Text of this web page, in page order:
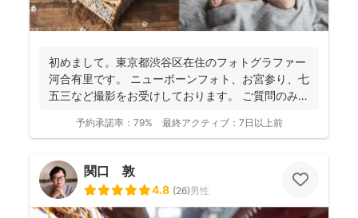
初めまして。東京都渋谷区在住のフォトグラファー
河合有里です。 ニューボーンフォト、お宮参り、七
五三など撮影をお受けしております。 ご質問のみも
予約承諾率： 79% 最終アクティブ： 7日以上前
関口 敦
4.8 (26)男性